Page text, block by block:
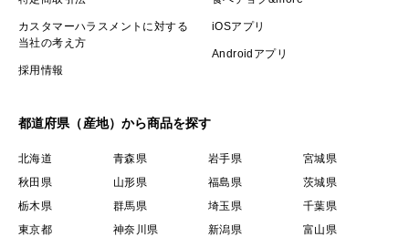
カスタマーハラスメントに対する
当社の考え方
採用情報
iOSアプリ
Androidアプリ
都道府県（産地）から商品を探す
北海道 青森県 岩手県
宮城県
秋田県
山形県 福島県
茨城県
栃木県
群馬県 埼玉県
千葉県
東京都
神奈川県 新潟県 富山県